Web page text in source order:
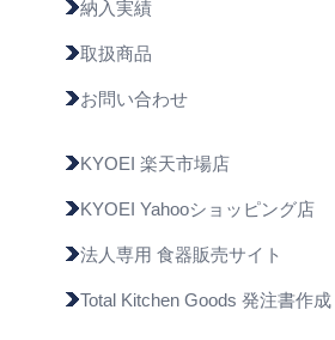
納入実績
取扱商品
お問い合わせ
KYOEI 楽天市場店
KYOEI Yahooショッピング店
法人専用 食器販売サイト
Total Kitchen Goods 発注書作成